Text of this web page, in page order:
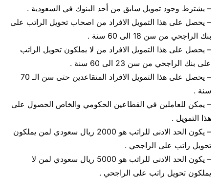
– يشترط وجود تمويل سابق من أحد البنوك في السعودية .
– يحصل على هذا التمويل الافراد من اصحاب تحويل الراتب على
بنك الراجحي من سن 18 الى 60 سنة .
– يحصل على هذا التمويل الافراد من لا يملكون تحويل الراتب
على بنك الراجحي من سن 23 الى 60 سنة .
– يحصل على هذا التمويل الافراد المتقاعدين حتى سن الـ 70
سنة .
– يمكن للعاملين في القطاعين الحكومي والخاص الحصول على
هذا التمويل .
– يكون الحد الادنى للراتب هو 2000 ريال سعودي لمن يملكون
تحويل راتب على الراجحي .
– يكون الحد الادنى للراتب هو 5000 ريال سعودي لمن لا
يملكون تحويل راتب على الراجحي .